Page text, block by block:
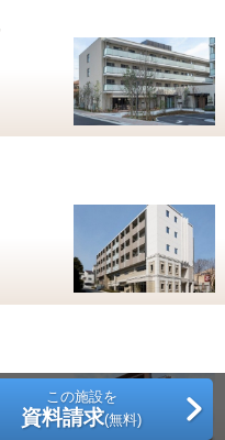
この施設を
資料請求(無料)